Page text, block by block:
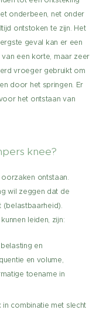
onderbeen, net onder
ontstoken te zijn. Het
geval kan er een
een korte, maar zeer
vroeger gebruikt om
door het springen. Er
het ontstaan van
knee?
ontstaan.
wil zeggen dat de
(belastbaarheid).
leiden, zijn:
en
en volume,
toename in
combinatie met slecht